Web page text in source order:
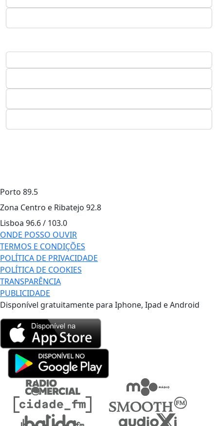
Porto 89.5
Zona Centro e Ribatejo 92.8
Lisboa 96.6 / 103.0
ONDE POSSO OUVIR
TERMOS E CONDIÇÕES
POLÍTICA DE PRIVACIDADE
POLÍTICA DE COOKIES
TRANSPARÊNCIA
PUBLICIDADE
Disponível gratuitamente para Iphone, Ipad e Android